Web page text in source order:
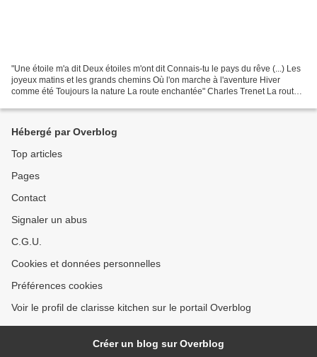
"Une étoile m'a dit Deux étoiles m'ont dit Connais-tu le pays du rêve (...) Les
joyeux matins et les grands chemins Où l'on marche à l'aventure Hiver
comme été Toujours la nature La route enchantée" Charles Trenet La route
Hébergé par Overblog
Top articles
Pages
Contact
Signaler un abus
C.G.U.
Cookies et données personnelles
Préférences cookies
Voir le profil de clarisse kitchen sur le portail Overblog
Créer un blog sur Overblog